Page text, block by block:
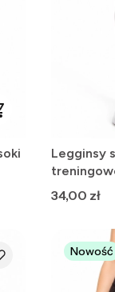
Legginsy
Cena
34,00 zł
Nowość